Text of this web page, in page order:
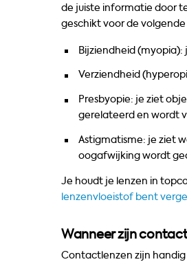
de juiste informatie door
geschikt voor de
Bijziendheid
Verziendheid
Presbyopie: je ziet
gerelateerd en wordt
Astigmatisme: je ziet
oogafwijking wordt
Je houdt je lenzen in
lenzenvloeistof bent
Wanneer zijn
Contactlenzen zijn handig